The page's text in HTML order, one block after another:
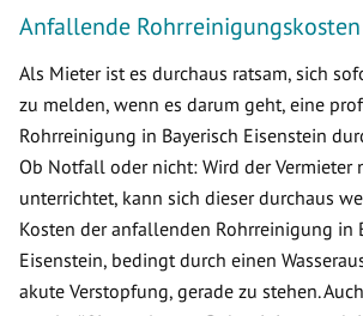
Anfallende
Als Mieter ist es durchaus ratsam, sich
zu melden, wenn es darum geht, eine
Rohrreinigung in Bayerisch Eisenstein
Ob Notfall oder nicht: Wird der Vermieter
unterrichtet, kann sich dieser durchaus
Kosten der anfallenden Rohrreinigung in
Eisenstein, bedingt durch einen
akute Verstopfung, gerade zu stehen.